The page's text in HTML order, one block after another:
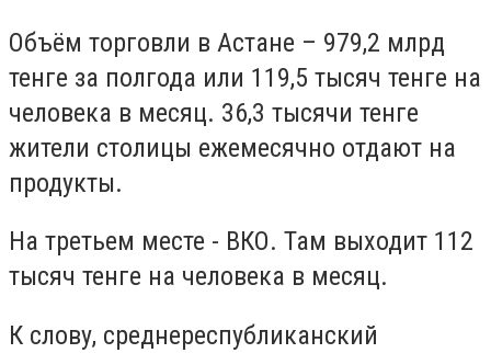
Объём торговли в Астане – 979,2 млрд
тенге за полгода или 119,5 тысяч тенге на
человека в месяц. 36,3 тысячи тенге
жители столицы ежемесячно отдают на
продукты.
На третьем месте - ВКО. Там выходит 112
тысяч тенге на человека в месяц.
К слову, среднереспубликанский